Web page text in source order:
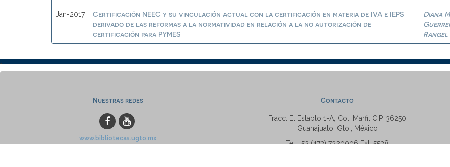
Jan-2017
Certificación NEEC y su vinculación actual con la certificación en materia de IVA e IEPS
derivado de las reformas a la normatividad en relación a la no autorización de
certificación para PYMES
Diana
Rangel
Nuestras redes
www.bibliotecas.ugto.mx
Contacto
Fracc. El Establo 1-A, Col. Marfil C.P. 36250
Guanajuato, Gto., México
Tel: +52 (473) 7320006 Ext. 5538